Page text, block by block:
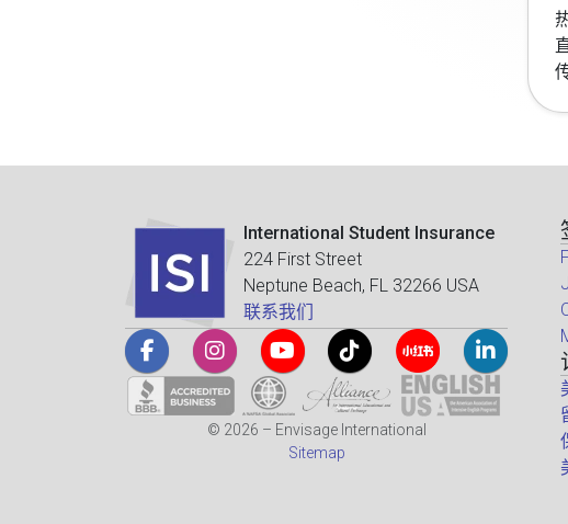
International Student Insurance
224 First Street
Neptune Beach, FL 32266 USA
联系我们
© 2026 – Envisage International
Sitemap